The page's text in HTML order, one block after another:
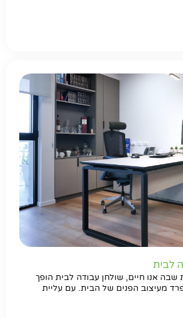
לבית
שבה אנו חיים, שולחן עבודה לבית הופך
מעיצוב הפנים של הבית. עם עליית